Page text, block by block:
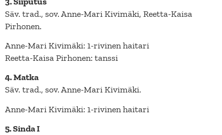
Säv. trad., sov. Anne-Mari Kivimäki, Reetta-Kaisa
Pirhonen.
Anne-Mari Kivimäki: 1-rivinen haitari
Reetta-Kaisa Pirhonen: tanssi
4. Matka
Säv. trad., sov. Anne-Mari Kivimäki.
Anne-Mari Kivimäki: 1-rivinen haitari
5. Sinda I